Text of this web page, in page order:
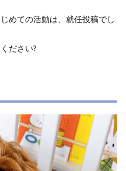
めての活動は、就任投稿でし
ださい?